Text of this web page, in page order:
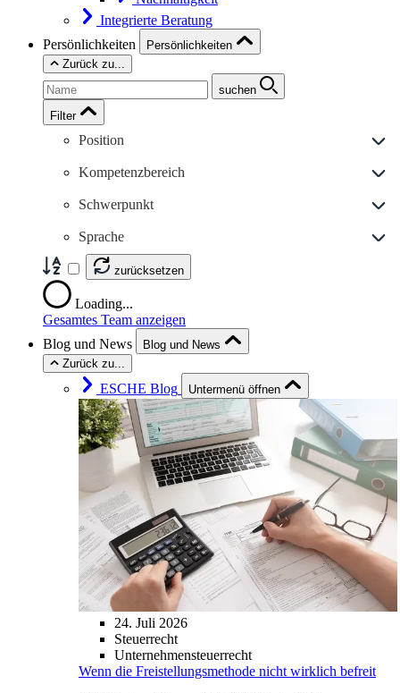
Integrierte Beratung
Persönlichkeiten
Persönlichkeiten
Zurück zu...
suchen
Filter
Position
Kompetenzbereich
Schwerpunkt
Sprache
zurücksetzen
Loading...
Gesamtes Team anzeigen
Blog und News
Blog und News
Zurück zu...
ESCHE Blog Untermenü öffnen
24. Juli 2026
Steuerrecht
Unternehmensteuerrecht
Wenn die Freistellungsmethode nicht wirklich befreit